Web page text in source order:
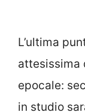
L’ultima
attesissima
epocale:
in studio